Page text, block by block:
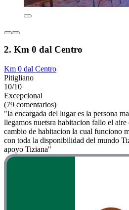
2. Km 0 dal Centro
Km 0 dal Centro
Pitigliano
10/10
Excepcional
(79 comentarios)
"la encargada del lugar es la persona
llegamos nuetsra habitacion fallo el
cambio de habitacion la cual funciono
con toda la disponibilidad del mundo
apoyo Tiziana"